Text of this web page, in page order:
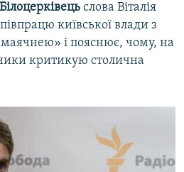
слова Віталія
київської влади з
і пояснює, чому, на
критикую столична